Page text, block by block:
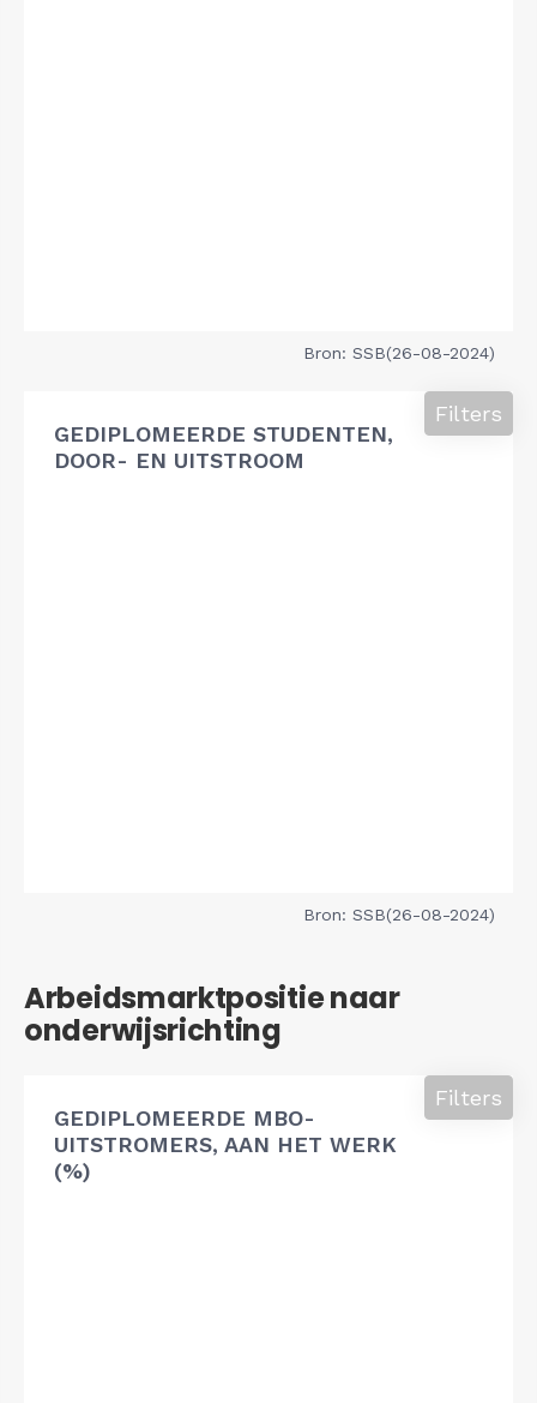
Bron: SSB(26-08-2024)
GEDIPLOMEERDE STUDENTEN,
DOOR- EN UITSTROOM
Filters
Bron: SSB(26-08-2024)
Arbeidsmarktpositie naar
onderwijsrichting
GEDIPLOMEERDE MBO-
UITSTROMERS, AAN HET WERK
(%)
Filters